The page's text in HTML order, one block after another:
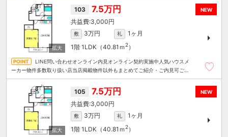
NEW
103 7.5万円
3,000円
敷 3万円 礼
1ヶ月
1階 1LDK（40.81ｍ 2）
LINE問い合わせオンライン内見オンライン契約実施中人気ハウスメ
ーカー物件多数取り扱い店当店掲載物件以外もまとめてご紹介・ご内見可ご予
NEW
105 7.5万円
3,000円
敷 3万円 礼
1ヶ月
1階 1LDK（40.81ｍ 2）